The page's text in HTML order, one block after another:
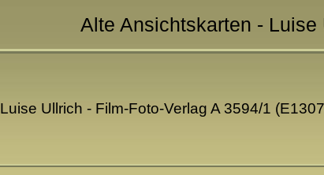
Alte Ansichtskarten -
Luise Ullrich - Film-Foto-Verlag A 3594/1